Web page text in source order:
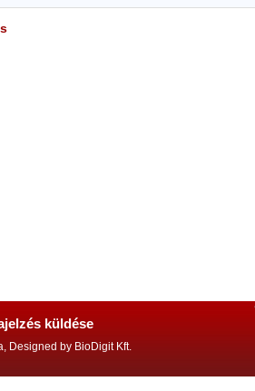
küldése
Designed by BioDigit Kft.